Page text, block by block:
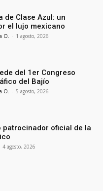
de Clase Azul: un
el lujo mexicano
O. - 1 agosto, 2026
del 1er Congreso
del Bajío
O. - 5 agosto, 2026
patrocinador oficial de la
4 agosto, 2026